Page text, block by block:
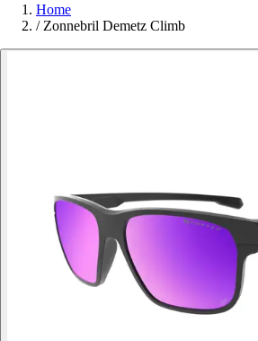
Home
/ Zonnebril Demetz Climb